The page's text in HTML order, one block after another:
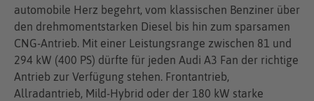
automobile Herz begehrt, vom klassischen Benziner über
den drehmomentstarken Diesel bis hin zum sparsamen
CNG-Antrieb. Mit einer Leistungsrange zwischen 81 und
294 kW (400 PS) dürfte für jeden Audi A3 Fan der richtige
Antrieb zur Verfügung stehen. Frontantrieb,
Allradantrieb, Mild-Hybrid oder der 180 kW starke